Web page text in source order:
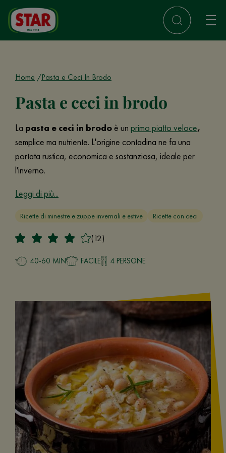
Home Pasta e Ceci In Brodo
Pasta e ceci in brodo
La pasta e ceci in brodoè un primo piatto veloce,
semplice ma nutriente. L'origine contadina ne fa una
portata rustica, economica e sostanziosa, ideale per
l'inverno.
Leggi di più...
Ricette di minestre e zuppe invernali e estive Ricette con ceci
(12)
40-60 MIN FACILE 4 PERSONE